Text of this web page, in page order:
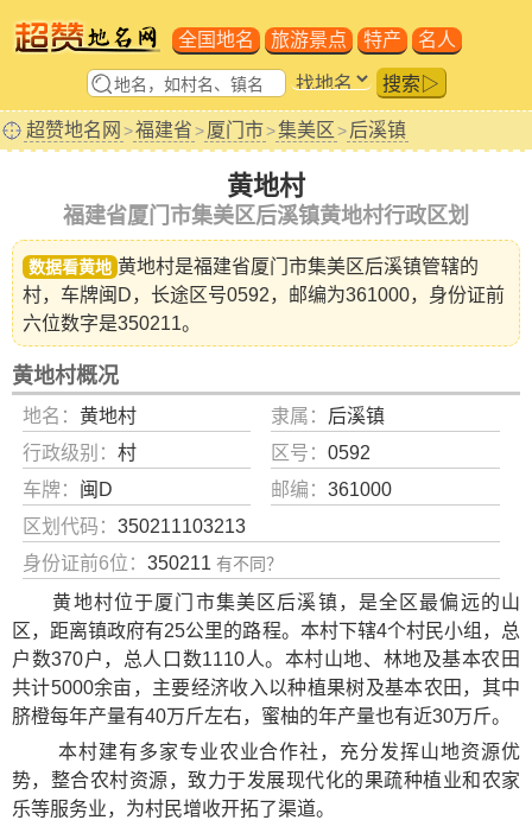
全国地名 旅游景点 特产 名人
搜索▷
超赞地名网 >福建省>厦门市>集美区 >后溪镇
黄地村
福建省厦门市集美区后溪镇黄地村行政区划
数据看黄地 黄地村是福建省厦门市集美区后溪镇管辖的
村，车牌闽D，长途区号0592，邮编为361000，身份证前
六位数字是350211。
黄地村概况
地名： 黄地村 隶属： 后溪镇
行政级别： 村 区号：0592
车牌： 闽D 邮编：361000
区划代码： 350211103213
身份证前6位： 350211 有不同？
黄地村位于厦门市集美区后溪镇，是全区最偏远的山
区，距离镇政府有25公里的路程。本村下辖4个村民小组，总
户数370户，总人口数1110人。本村山地、林地及基本农田
共计5000余亩，主要经济收入以种植果树及基本农田，其中
脐橙每年产量有40万斤左右，蜜柚的年产量也有近30万斤。
本村建有多家专业农业合作社，充分发挥山地资源优
势，整合农村资源，致力于发展现代化的果疏种植业和农家
乐等服务业，为村民增收开拓了渠道。